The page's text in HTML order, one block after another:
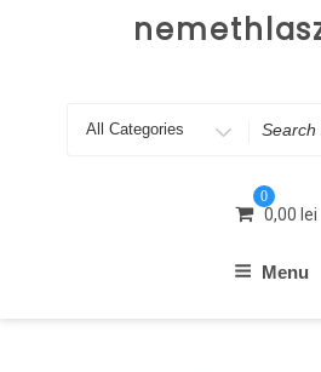
Search
0
0,00 lei
Menu